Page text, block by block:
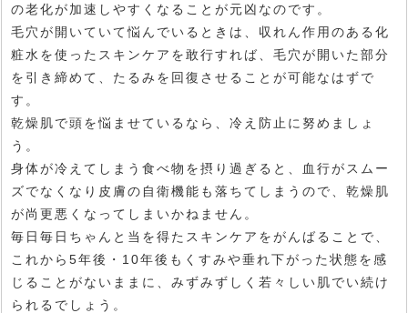
の老化が加速しやすくなることが元凶なのです。
毛穴が開いていて悩んでいるときは、収れん作用のある化
粧水を使ったスキンケアを敢行すれば、毛穴が開いた部分
を引き締めて、たるみを回復させることが可能なはずで
す。
乾燥肌で頭を悩ませているなら、冷え防止に努めましょ
う。
身体が冷えてしまう食べ物を摂り過ぎると、血行がスムー
ズでなくなり皮膚の自衛機能も落ちてしまうので、乾燥肌
が尚更悪くなってしまいかねません。
毎日毎日ちゃんと当を得たスキンケアをがんばることで、
これから5年後・10年後もくすみや垂れ下がった状態を感
じることがないままに、みずみずしく若々しい肌でい続け
られるでしょう。